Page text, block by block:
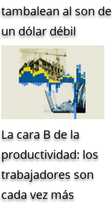
tambalean al son de
un dólar débil
La cara B de la
productividad: los
trabajadores son
cada vez más